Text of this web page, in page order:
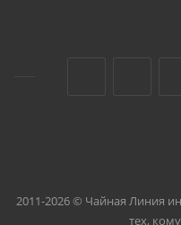
2011-2026 © Чайная Линия
тех,